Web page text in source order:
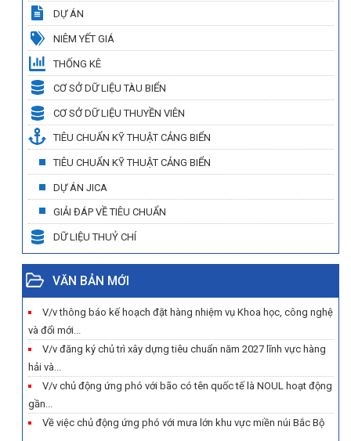
DỰ ÁN
NIÊM YẾT GIÁ
THỐNG KÊ
CƠ SỞ DỮ LIỆU TÀU BIỂN
CƠ SỞ DỮ LIỆU THUYỀN VIÊN
TIÊU CHUẨN KỸ THUẬT CẢNG BIỂN
TIÊU CHUẨN KỸ THUẬT CẢNG BIỂN
DỰ ÁN JICA
GIẢI ĐÁP VỀ TIÊU CHUẨN
DỮ LIỆU THUỶ CHÍ
VĂN BẢN MỚI
V/v thông báo kế hoạch đặt hàng nhiệm vụ Khoa học, công nghệ
và đổi mới...
V/v đăng ký chủ trì xây dựng tiêu chuẩn năm 2027 lĩnh vực hàng
hải và...
V/v chủ động ứng phó với bão có tên quốc tế là NOUL hoạt động
gần...
Về việc chủ động ứng phó với mưa lớn khu vực miền núi Bắc Bộ